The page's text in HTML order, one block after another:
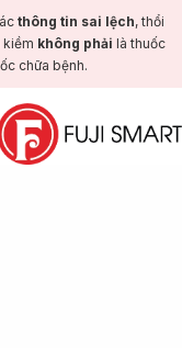
thông tin sai lệch, thổi
kiềm không phải là thuốc
chữa bệnh.